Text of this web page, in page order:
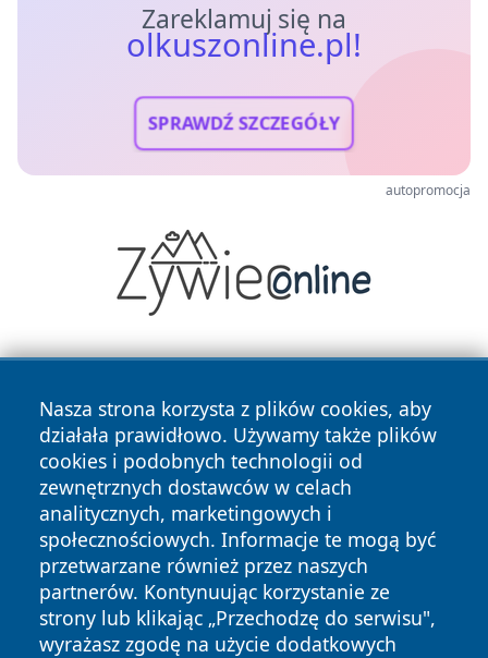
Zareklamuj się na
olkuszonline.pl!
SPRAWDŹ SZCZEGÓŁY
autopromocja
Nasza strona korzysta z plików cookies, aby
działała prawidłowo. Używamy także plików
cookies i podobnych technologii od
zewnętrznych dostawców w celach
analitycznych, marketingowych i
społecznościowych. Informacje te mogą być
przetwarzane również przez naszych
partnerów. Kontynuując korzystanie ze
strony lub klikając „Przechodzę do serwisu",
wyrażasz zgodę na użycie dodatkowych
Copyright © 2026 olkuszonline.pl Wszystkie prawa
zastrzeżone.
News Autorzy
Polityka
Prywatności
Polityka
Cookies